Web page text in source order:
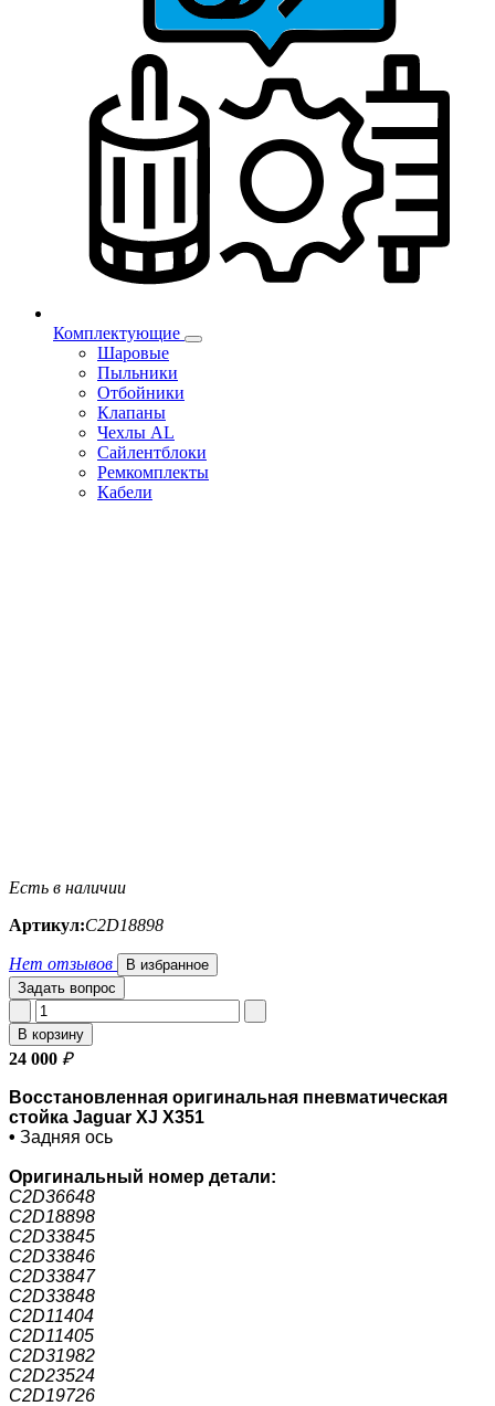
Комплектующие
Шаровые
Пыльники
Отбойники
Клапаны
Чехлы AL
Сайлентблоки
Ремкомплекты
Кабели
Есть в наличии
Артикул:C2D18898
Нет отзывов
В избранное
Задать вопрос
В корзину
24 000 ₽
Восстановленная оригинальная пневматическая
стойка Jaguar XJ X351
• Задняя ось
Оригинальный номер детали:
C2D36648
C2D18898
C2D33845
C2D33846
C2D33847
C2D33848
C2D11404
C2D11405
C2D31982
C2D23524
C2D19726